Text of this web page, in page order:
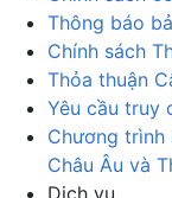
Thông báo
Chính sách
Thỏa thuận
Yêu cầu truy
Chương trình
Châu Âu và
Dịch vụ